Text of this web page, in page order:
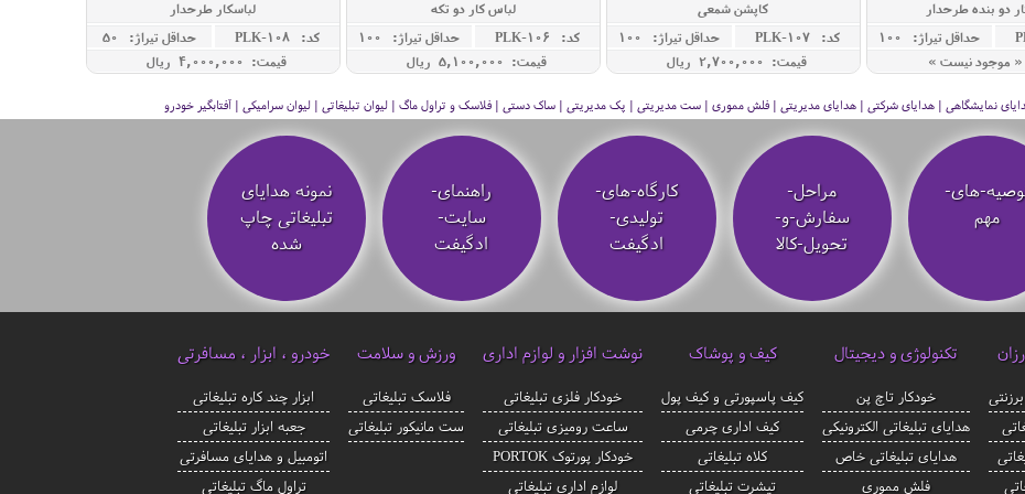
دو بنده طرحدار
حداقل تيراژ: 100
موجود نیست »
کاپشن شمعی
کد: PLK-107
حداقل تيراژ: 100
قیمت: 2,700,000 ريال
لباس کار دو تکه
کد: PLK-106
حداقل تيراژ: 100
قیمت: 5,100,000 ريال
لباسکار طرحدار
کد: PLK-108
حداقل تيراژ: 50
قیمت: 4,000,000 ريال
نمایشگاهی | هدایای شرکتی | هدایای مدیریتی | فلش مموری | ست مدیریتی | پک مدیریتی | ساک دستی | فلاسک و تراول ماگ | لیوان تبلیغاتی | لیوان سرامیکی | آفتابگیر خودرو
های-
مهم
مراحل-
سفارش-و-
تحویل-کالا
کارگاه-های-
تولیدی-
ادگیفت
راهنمای-
سایت-
ادگیفت
نمونه هدایای
تبلیغاتی چاپ
شده
تکنولوژی و دیجیتال
خودکار تاچ پن
هدایای تبلیغاتی الکترونیکی
هدایای تبلیغاتی خاص
فلش مموری
کیف و پوشاک
کیف پاسپورتی و کیف پول
کیف اداری چرمی
کلاه تبلیغاتی
تیشرت تبلیغاتی
نوشت افزار و لوازم اداری
خودکار فلزی تبلیغاتی
ساعت رومیزی تبلیغاتی
خودکار پورتوک PORTOK
لوازم اداری تبلیغاتی
ورزش و سلامت
فلاسک تبلیغاتی
ست مانیکور تبلیغاتی
خودرو ، ابزار ، مسافرتی
ابزار چند کاره تبلیغاتی
جعبه ابزار تبلیغاتی
اتومبیل و هدایای مسافرتی
تراول ماگ تبلیغاتی